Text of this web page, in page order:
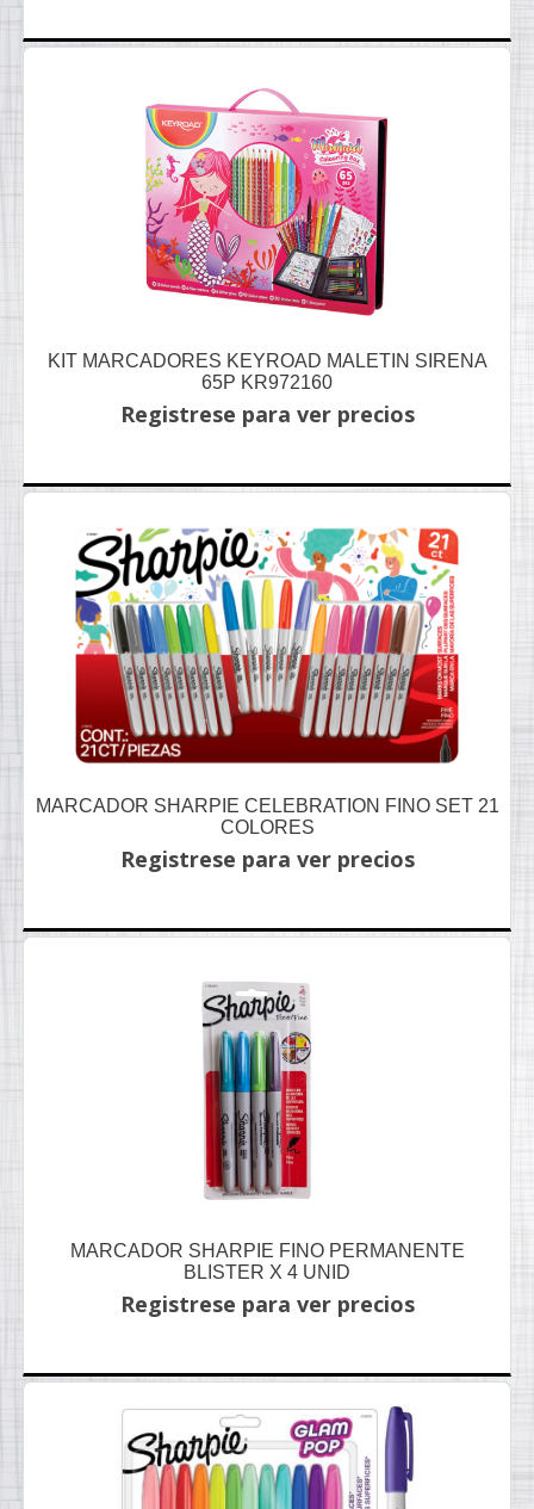
KIT MARCADORES KEYROAD MALETIN SIRENA
65P KR972160
Registrese para ver precios
MARCADOR SHARPIE CELEBRATION FINO SET 21
COLORES
Registrese para ver precios
MARCADOR SHARPIE FINO PERMANENTE
BLISTER X 4 UNID
Registrese para ver precios